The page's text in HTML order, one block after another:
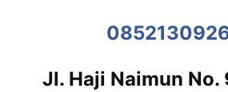
Jl. Haji Naimun No.